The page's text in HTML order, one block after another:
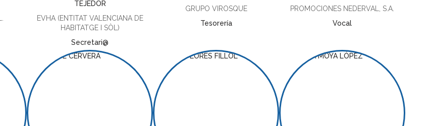
TEJEDOR
EVHA (ENTITAT VALENCIANA DE
HABITATGE I SÒL)
Secretari@
GRUPO VIROSQUE
Tesorería
PROMOCIONES NEDERVAL, S.A.
Vocal